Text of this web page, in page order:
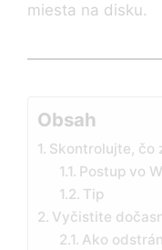
miesta na disku.
Obsah
Skontrolujte, čo
Postup vo
Tip
Vyčistite
Ako